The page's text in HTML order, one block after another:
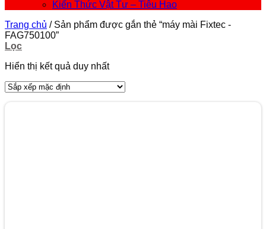
Kiến Thức Vật Tư – Tiêu Hao
Trang chủ /Sản phẩm được gắn thẻ “máy mài Fixtec -
FAG750100”
Lọc
Hiển thị kết quả duy nhất